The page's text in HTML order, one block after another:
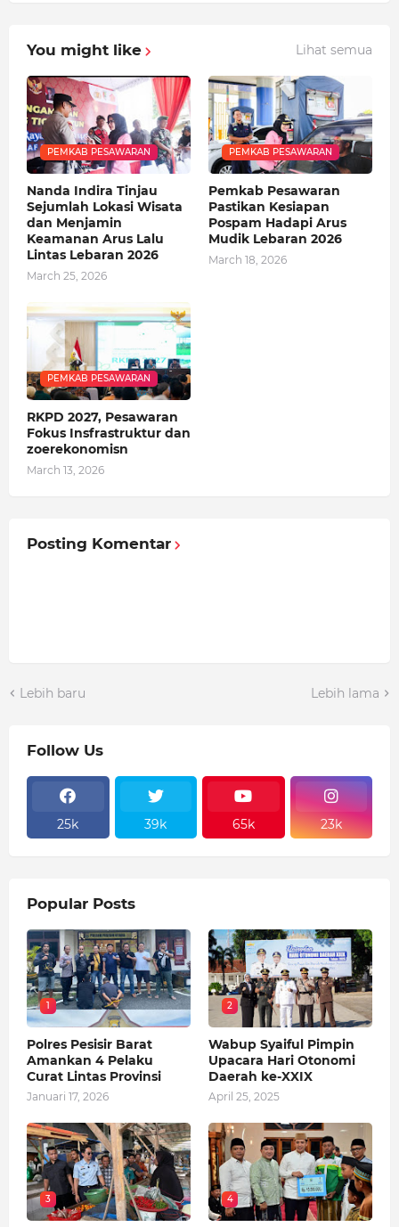
You might like Lihat semua
PEMKAB PESAWARAN
Nanda Indira Tinjau
Sejumlah Lokasi Wisata
dan Menjamin
Keamanan Arus Lalu
Lintas Lebaran 2026
March 25, 2026
PEMKAB PESAWARAN
Pemkab Pesawaran
Pastikan Kesiapan
Pospam Hadapi Arus
Mudik Lebaran 2026
March 18, 2026
PEMKAB PESAWARAN
RKPD 2027, Pesawaran
Fokus Insfrastruktur dan
zoerekonomisn
March 13, 2026
Posting Komentar
Lebih baru Lebih lama
Follow Us
25k 39k 65k 23k
Popular Posts
1
Polres Pesisir Barat
Amankan 4 Pelaku
Curat Lintas Provinsi
Januari 17, 2026
2
Wabup Syaiful Pimpin
Upacara Hari Otonomi
Daerah ke-XXIX
April 25, 2025
3 4